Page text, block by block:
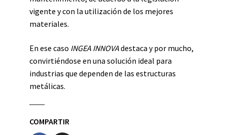
vigente y con la utilización de los mejores
materiales.
En ese caso INGEA INNOVAdestaca y por mucho,
convirtiéndose en una solución ideal para
industrias que dependen de las estructuras
metálicas.
COMPARTIR